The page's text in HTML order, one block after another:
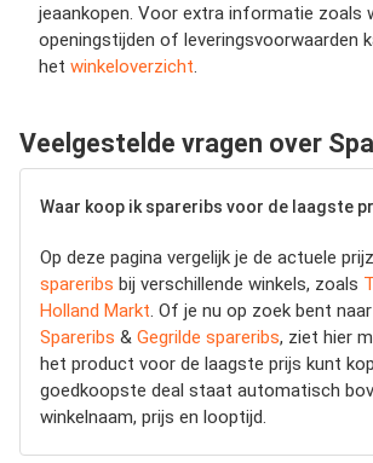
jeaankopen. Voor extra informatie zoals
openingstijden of leveringsvoorwaarden
het winkeloverzicht
Veelgestelde vragen over
Waar koop ik spareribs voor de laagste
Op deze pagina vergelijk je de actuele
spareribs bij verschillende winkels, zoals
Holland Markt . Of je nu op zoek bent naar
Spareribs & Gegrilde spareribs, ziet hier
het product voor de laagste prijs kunt
goedkoopste deal staat automatisch
winkelnaam, prijs en looptijd.